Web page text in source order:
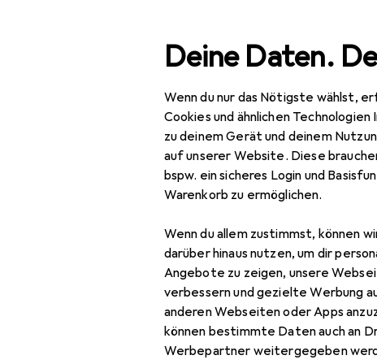
Deine Daten.
Wenn du nur das Nötigste wählst,
Cookies und ähnlichen
zu deinem Gerät und deinem
auf unserer Website. Diese
bspw. ein sicheres Login und
Warenkorb zu ermöglichen.
Wenn du allem zustimmst, können
darüber hinaus nutzen, um dir
Angebote zu zeigen, unsere
verbessern und gezielte Werbung
anderen Webseiten oder Apps
können bestimmte Daten auch an
Werbepartner weitergegeben
Navigation nach Kategorien Gesamtsortiment
EUR
VCM
Zubehör für
Hier findest du passendes
Schutzpuffer und Bürostuhl.